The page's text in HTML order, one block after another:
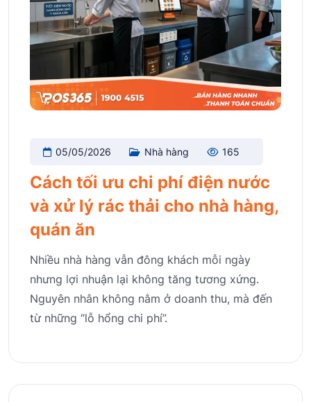
05/05/2026 Nhà hàng 165
Cách tối ưu chi phí điện nước
và xử lý rác thải cho nhà hàng,
quán ăn
Nhiều nhà hàng vẫn đông khách mỗi ngày
nhưng lợi nhuận lại không tăng tương xứng.
Nguyên nhân không nằm ở doanh thu, mà đến
từ những “lỗ hổng chi phí”.